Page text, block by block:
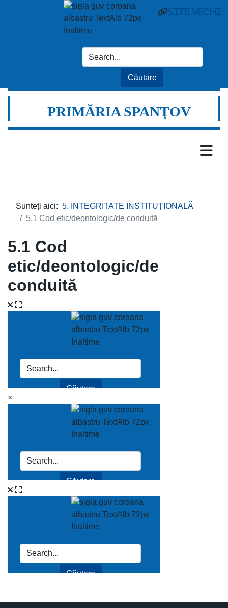
site vechi
PRIMĂRIA SPANŢOV
Sunteți aici: 5. INTEGRITATE INSTITUȚIONALĂ
5.1 Cod etic/deontologic/de conduită
5.1 Cod
etic/deontologic/de
conduită
×